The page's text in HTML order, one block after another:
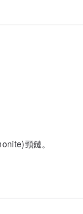
來的尺寸是會細
頸鏈。